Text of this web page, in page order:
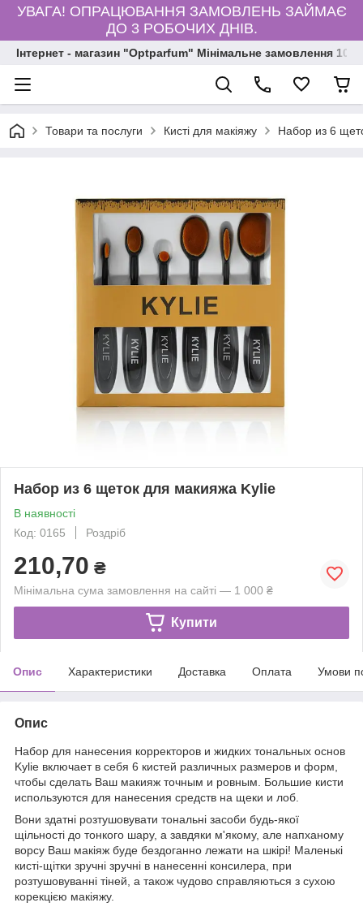
УВАГА! ОПРАЦЮВАННЯ ЗАМОВЛЕНЬ ЗАЙМАЄ
ДО 3 РОБОЧИХ ДНІВ.
Інтернет - магазин "Optparfum" Мінімальне замовлення
Товари та послуги Кисті для макіяжу Набор из 6
Набор из 6 щеток для макияжа Kylie
В наявності
Код: 0165
Роздріб
210,70 ₴
Мінімальна сума замовлення на сайті — 1 000 ₴
Купити
Опис Характеристики Доставка Оплата Умови
Опис
Набор для нанесения корректоров и жидких тональных основ
Kylie включает в себя 6 кистей различных размеров и форм,
чтобы сделать Ваш макияж точным и ровным. Большие кисти
используются для нанесения средств на щеки и лоб.
Вони здатні розтушовувати тональні засоби будь-якої
щільності до тонкого шару, а завдяки м'якому, але напханому
ворсу Ваш макіяж буде бездоганно лежати на шкірі! Маленькі
кисті-щітки зручні зручні в нанесенні консилера, при
розтушовуванні тіней, а також чудово справляються з сухою
корекцією макіяжу.